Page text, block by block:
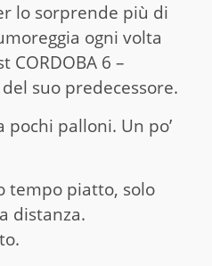
lo sorprende più di
ogni volta
CORDOBA 6 –
suo predecessore.
pochi palloni. Un po’
tempo piatto, solo
distanza.